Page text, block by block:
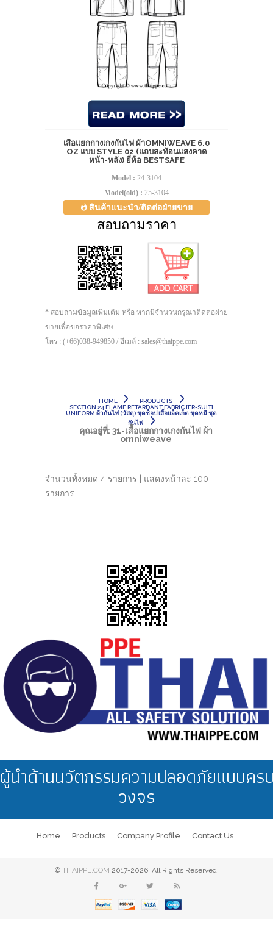
เสื้อแยกกางเกงกันไฟ ผ้าOMNIWEAVE 6.0
OZ แบบ STYLE 02 (แถบสะท้อนแสงคาด
หน้า-หลัง) ยี่ห้อ BESTSAFE
Model : 24-3104
Model(old) : 25-3104
สินค้าแนะนำ/ติดต่อฝ่ายขาย
สอบถามราคา
* สอบถามข้อมูลเพิ่มเติม หรือ หากมีจำนวนกรุณาติดต่อฝ่าย
ขายเพื่อขอราคาพิเศษ
โทร : (+66)038-949850 / อีเมล์ : sales@thaippe.com
HOME
PRODUCTS
SECTION 24 FLAME RETARDANT FABRIC [FR-SUIT]
UNIFORM ผ้ากันไฟ (วัสดุ) ชุดช็อป เสื้อแจ็คเก็ต ชุดหมี ชุด
กันไฟ
คุณอยู่ที่: 31-เสื้อแยกกางเกงกันไฟ ผ้า
omniweave
จำนวนทั้งหมด 4 รายการ | แสดงหน้าละ 100
รายการ
นำด้านนวัตกรรมความปลอดภัยแบบคร
วงจร
Home Products Company Profile Contact Us
© THAIPPE.COM 2017-2026. All Rights Reserved.